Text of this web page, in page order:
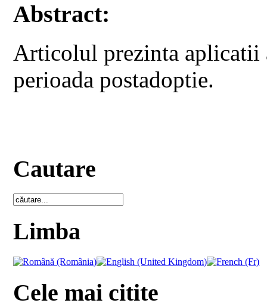
Abstract:
Articolul prezinta
perioada postadoptie.
Cautare
Limba
Cele mai citite